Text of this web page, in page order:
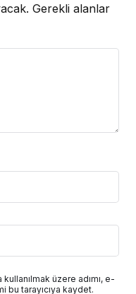
Gerekli alanlar
üzere adımı, e-
tarayıcıya kaydet.